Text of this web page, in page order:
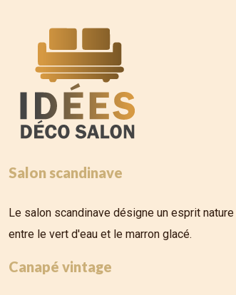
Salon scandinave
Le salon scandinave désigne un esprit
entre le vert d'eau et le marron glacé.
Canapé vintage